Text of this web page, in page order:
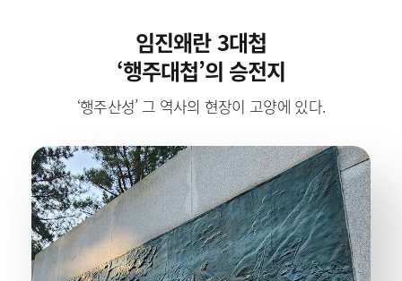
임진왜란 3대첩
‘행주대첩’의 승전지
‘행주산성’ 그 역사의 현장이 고양에 있다.